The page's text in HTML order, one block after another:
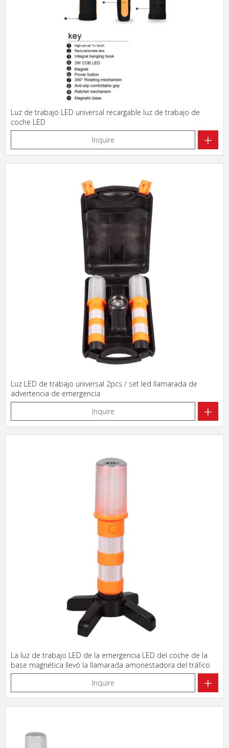
Luz de trabajo LED universal recargable luz de trabajo de
coche LED
Inquire
+
Luz LED de trabajo universal 2pcs / set led llamarada de
advertencia de emergencia
Inquire
+
La luz de trabajo LED de la emergencia LED del coche de la
base magnética llevó la llamarada amonestadora del tráfico
Inquire
+